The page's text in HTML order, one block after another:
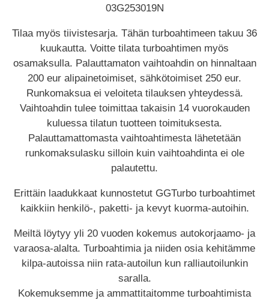
03G253019N
Tilaa myös tiivistesarja. Tähän turboahtimeen takuu 36
kuukautta. Voitte tilata turboahtimen myös
osamaksulla. Palauttamaton vaihtoahdin on hinnaltaan
200 eur alipainetoimiset, sähkötoimiset 250 eur.
Runkomaksua ei veloiteta tilauksen yhteydessä.
Vaihtoahdin tulee toimittaa takaisin 14 vuorokauden
kuluessa tilatun tuotteen toimituksesta.
Palauttamattomasta vaihtoahtimesta lähetetään
runkomaksulasku silloin kuin vaihtoahdinta ei ole
palautettu.
Erittäin laadukkaat kunnostetut GGTurbo turboahtimet
kaikkiin henkilö-, paketti- ja kevyt kuorma-autoihin.
Meiltä löytyy yli 20 vuoden kokemus autokorjaamo- ja
varaosa-alalta. Turboahtimia ja niiden osia kehitämme
kilpa-autoissa niin rata-autoilun kun ralliautoilunkin
saralla.
Kokemuksemme ja ammattitaitomme turboahtimista